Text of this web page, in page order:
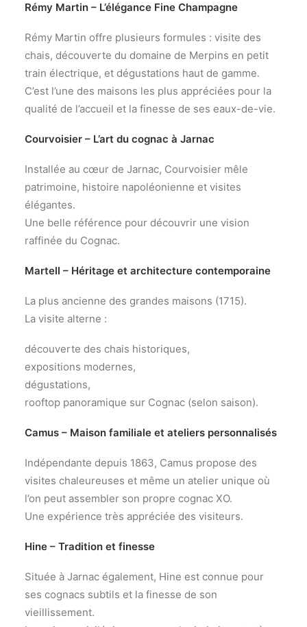
Rémy Martin – L’élégance Fine Champagne
Rémy Martin offre plusieurs formules : visite des
chais, découverte du domaine de Merpins en petit
train électrique, et dégustations haut de gamme.
C’est l’une des maisons les plus appréciées pour la
qualité de l’accueil et la finesse de ses eaux-de-vie.
Courvoisier – L’art du cognac à Jarnac
Installée au cœur de Jarnac, Courvoisier mêle
patrimoine, histoire napoléonienne et visites
élégantes.
Une belle référence pour découvrir une vision
raffinée du Cognac.
Martell – Héritage et architecture contemporaine
La plus ancienne des grandes maisons (1715).
La visite alterne :
découverte des chais historiques,
expositions modernes,
dégustations,
rooftop panoramique sur Cognac (selon saison).
Camus – Maison familiale et ateliers personnalisés
Indépendante depuis 1863, Camus propose des
visites chaleureuses et même un atelier unique où
l’on peut assembler son propre cognac XO.
Une expérience très appréciée des visiteurs.
Hine – Tradition et finesse
Située à Jarnac également, Hine est connue pour
ses cognacs subtils et la finesse de son
vieillissement.